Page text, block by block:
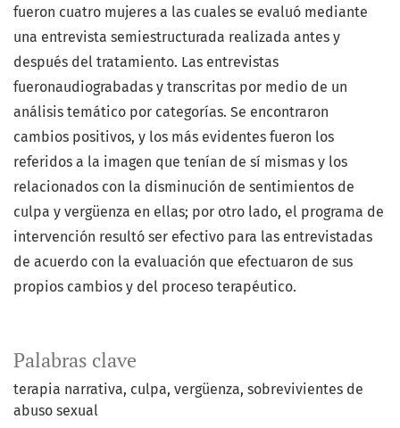
Palabras clave
terapia narrativa culpa vergüenza sobrevivientes de
abuso sexual
fueron cuatro mujeres a las cuales se evaluó mediante
una entrevista semiestructurada realizada antes y
después del tratamiento. Las entrevistas
fueronaudiograbadas y transcritas por medio de un
análisis temático por categorías. Se encontraron
cambios positivos, y los más evidentes fueron los
referidos a la imagen que tenían de sí mismas y los
relacionados con la disminución de sentimientos de
culpa y vergüenza en ellas; por otro lado, el programa de
intervención resultó ser efectivo para las entrevistadas
de acuerdo con la evaluación que efectuaron de sus
propios cambios y del proceso terapéutico.